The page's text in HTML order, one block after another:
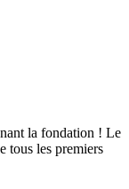
la fondation ! Le
tous les premiers